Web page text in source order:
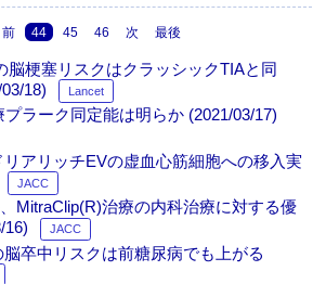
前 44 45 46 次 最後
脳梗塞リスクはクラッシックTIAと同
18)
Lancet
ラーク同定能は明らか (2021/03/17)
アリッチEVの虚血心筋細胞への移入実
JACC
MitraClip(R)治療の内科治療に対する優
16)
JACC
卒中リスクは前糖尿病でも上がる